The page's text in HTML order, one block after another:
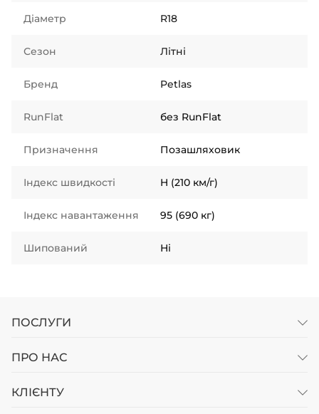
Діаметр R18
Сезон Літні
Бренд Petlas
RunFlat без RunFlat
Призначення Позашляховик
Індекс швидкості H (210 км/г)
Індекс навантаження 95 (690 кг)
Шипований Ні
ПОСЛУГИ
ПРО НАС
КЛІЄНТУ